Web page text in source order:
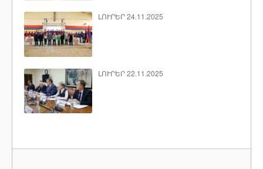
ԼՈՒՐԵՐ 24.11.2025
ԼՈՒՐԵՐ 22.11.2025